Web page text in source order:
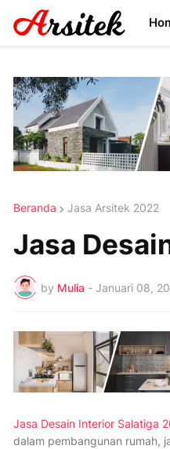
Beranda Jasa Arsitek 2022
Jasa
by Mulia - Januari 08,
Jasa Desain Interior Salatiga
dalam pembangunan rumah,